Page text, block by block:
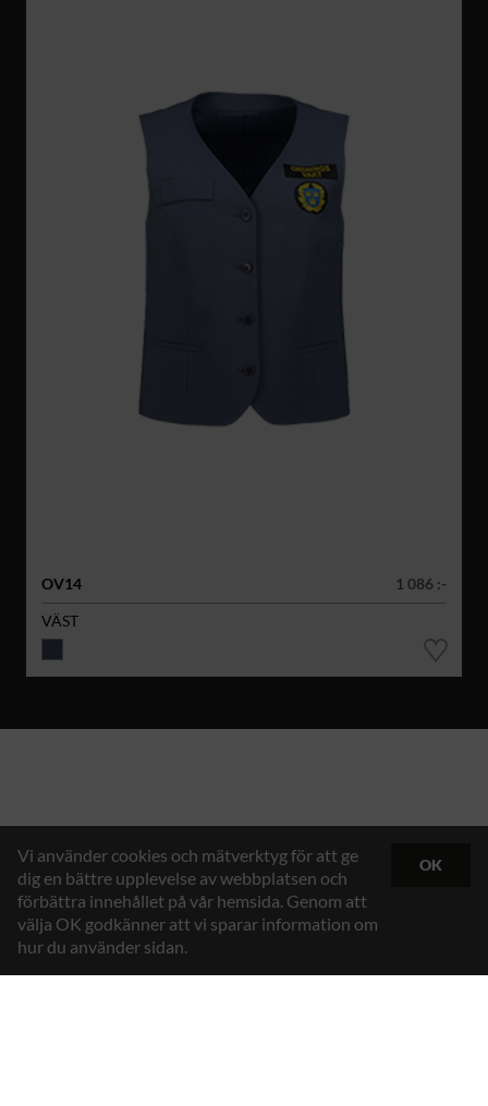
OV14
1 086 :-
VÄST
Vi använder cookies och mätverktyg för att ge
dig en bättre upplevelse av webbplatsen och
förbättra innehållet på vår hemsida. Genom att
välja OK godkänner att vi sparar information om
hur du använder sidan.
OK